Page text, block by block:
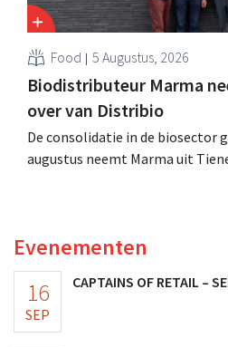
Food 5 Augustus, 2026
Biodistributeur Marma
over van Distribio
De consolidatie in de biosector
augustus neemt Marma uit
Evenementen
16
SEP
CAPTAINS OF RETAIL –